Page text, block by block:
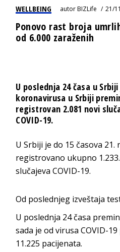
WELLBEING autorBIZLife 21/
Ponovo rast broja
od 6.000 zaraženih
U poslednja 24 časa u
koronavirusa u Srbiji
registrovan 2.081 novi
COVID-19.
U Srbiji je do 15 časova
registrovano ukupno
slučajeva COVID-19.
Od poslednjeg izveštaja
U poslednja 24 časa
sada je od virusa COVID-
11.225 pacijenata.